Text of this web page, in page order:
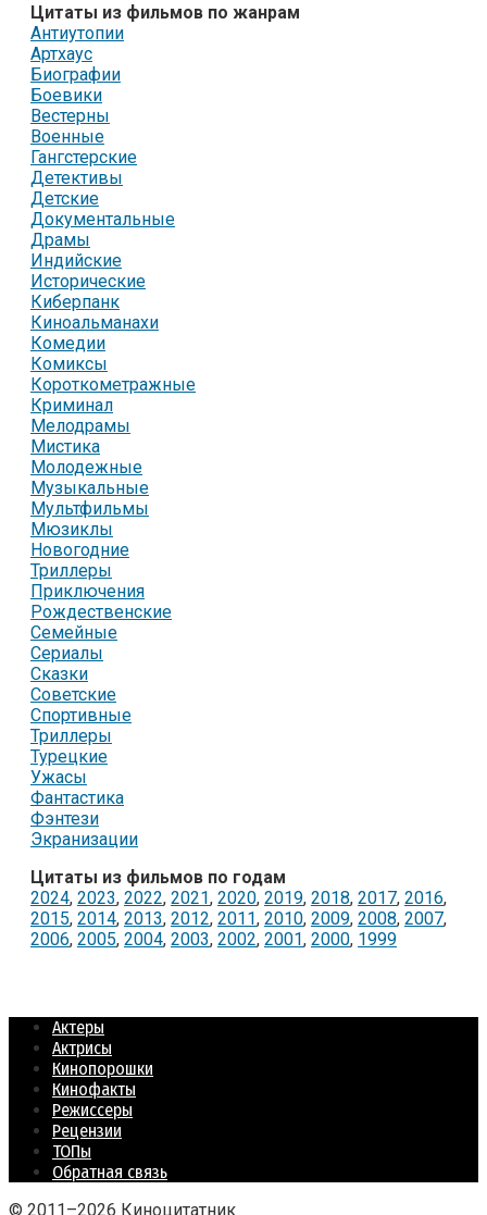
Цитаты из фильмов по жанрам
Антиутопии
Артхаус
Биографии
Боевики
Вестерны
Военные
Гангстерские
Детективы
Детские
Документальные
Драмы
Индийские
Исторические
Киберпанк
Киноальманахи
Комедии
Комиксы
Короткометражные
Криминал
Мелодрамы
Мистика
Молодежные
Музыкальные
Мультфильмы
Мюзиклы
Новогодние
Триллеры
Приключения
Рождественские
Семейные
Сериалы
Сказки
Советские
Спортивные
Триллеры
Турецкие
Ужасы
Фантастика
Фэнтези
Экранизации
Цитаты из фильмов по годам
2024, 2023, 2022, 2021, 2020, 2019, 2018, 2017, 2016,
2015, 2014, 2013, 2012, 2011, 2010, 2009, 2008, 2007,
2006, 2005, 2004, 2003, 2002, 2001, 2000, 1999
Актеры
Актрисы
Кинопорошки
Кинофакты
Режиссеры
Рецензии
ТОПы
Обратная связь
© 2011–2026 Киноцитатник